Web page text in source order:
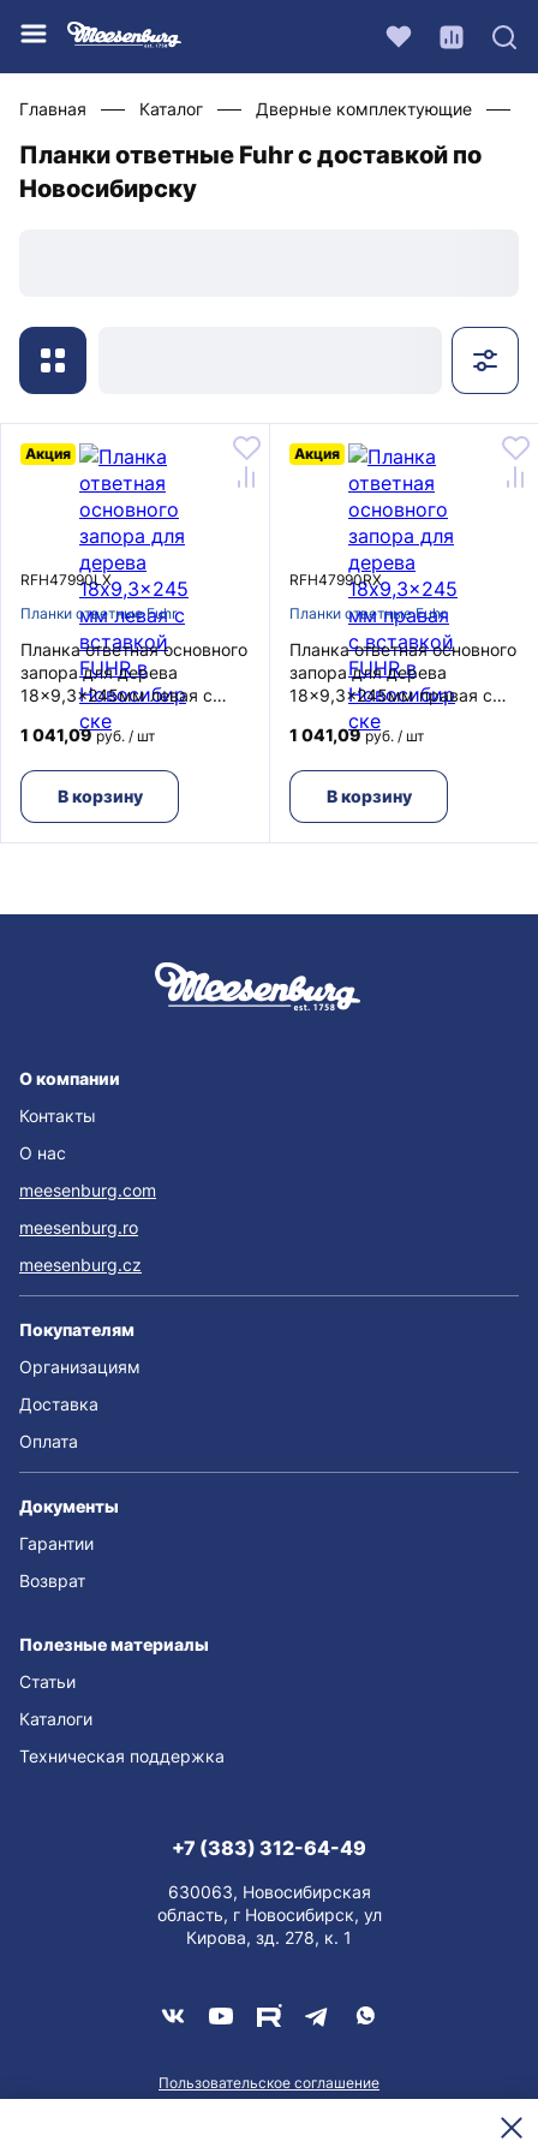
Главная Каталог Дверные комплектующие
Планки ответные Fuhr с доставкой по
Новосибирску
RFH47990LX
Планки ответные Fuhr
Акция
Планка ответная основного
запора для дерева
18x9,3x245мм левая с
вставкой FUHR
1 041,09 руб. / шт
В корзину
RFH47990RX
Планки ответные Fuhr
Акция
Планка ответная основного
запора для дерева
18x9,3x245мм правая с
вставкой FUHR
1 041,09 руб. / шт
В корзину
О компании
Контакты
О нас
meesenburg.com
meesenburg.ro
meesenburg.cz
Покупателям
Организациям
Доставка
Оплата
Документы
Гарантии
Возврат
Полезные материалы
Статьи
Каталоги
Техническая поддержка
+7 (383) 312-64-49
630063, Новосибирская
область, г Новосибирск, ул
Кирова, зд. 278, к. 1
Пользовательское соглашение